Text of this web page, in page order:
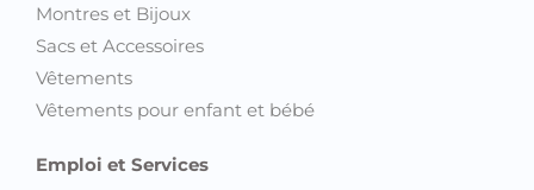
Montres et Bijoux
Sacs et Accessoires
Vêtements
Vêtements pour enfant et bébé
Emploi et Services